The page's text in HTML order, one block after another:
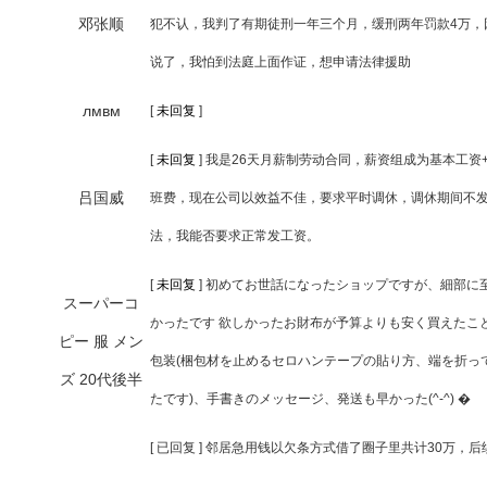
邓张顺 犯不认，我判了有期徒刑一年三个月，缓刑两年罚款4万
说了，我怕到法庭上面作证，想申请法律援助
лмвм [未回复 ]
吕国威
[未回复 ] 我是26天月薪制劳动合同，薪资组成为基本工
班费，现在公司以效益不佳，要求平时调休，调休期间不
法，我能否要求正常发工资。
スーパーコ
ピー 服 メン
ズ 20代後半
[未回复 ] 初めてお世話になったショップですが、細部に
かったです 欲しかったお財布が予算よりも安く買えたこ
包装(梱包材を止めるセロハンテープの貼り方、端を折っ
たです)、手書きのメッセージ、発送も早かった(^-^) �
[ 已回复 ] 邻居急用钱以欠条方式借了圈子里共计30万，